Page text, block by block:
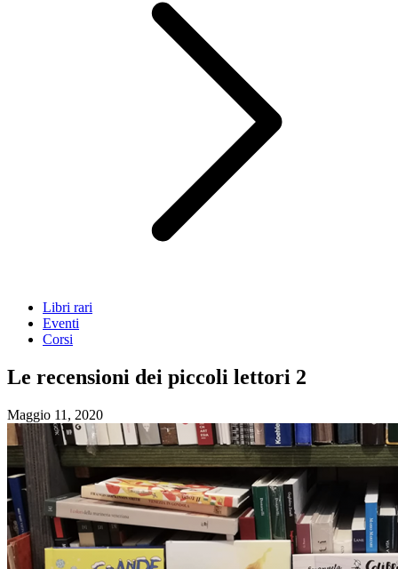
Libri rari
Eventi
Corsi
Le recensioni dei piccoli lettori 2
Maggio 11, 2020